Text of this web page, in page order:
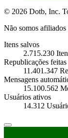
© 2026 Dotb, Inc.
Não somos
Itens salvos
2.715.230
Republicações feitas
11.401.347
Mensagens
15.100.562
Usuários ativos
14.312